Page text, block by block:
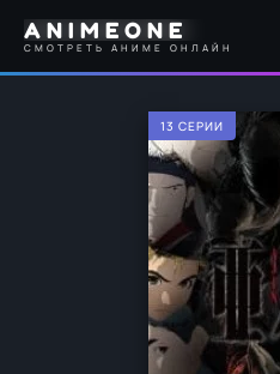
ANIMEONE
СМОТРЕТЬ АНИМЕ ОНЛАЙН
13 СЕРИИ